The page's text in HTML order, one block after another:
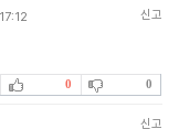
신고
0 0
신고